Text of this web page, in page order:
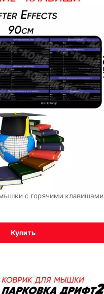
с горячими клавишами
Купить